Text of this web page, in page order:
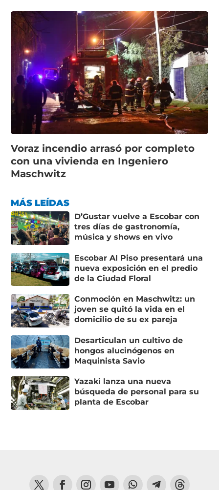
Voraz incendio arrasó por completo
con una vivienda en Ingeniero
Maschwitz
MÁS LEÍDAS
D’Gustar vuelve a Escobar con
tres días de gastronomía,
música y shows en vivo
Escobar Al Piso presentará una
nueva exposición en el predio
de la Ciudad Floral
Conmoción en Maschwitz: un
joven se quitó la vida en el
domicilio de su ex pareja
Desarticulan un cultivo de
hongos alucinógenos en
Maquinista Savio
Yazaki lanza una nueva
búsqueda de personal para su
planta de Escobar